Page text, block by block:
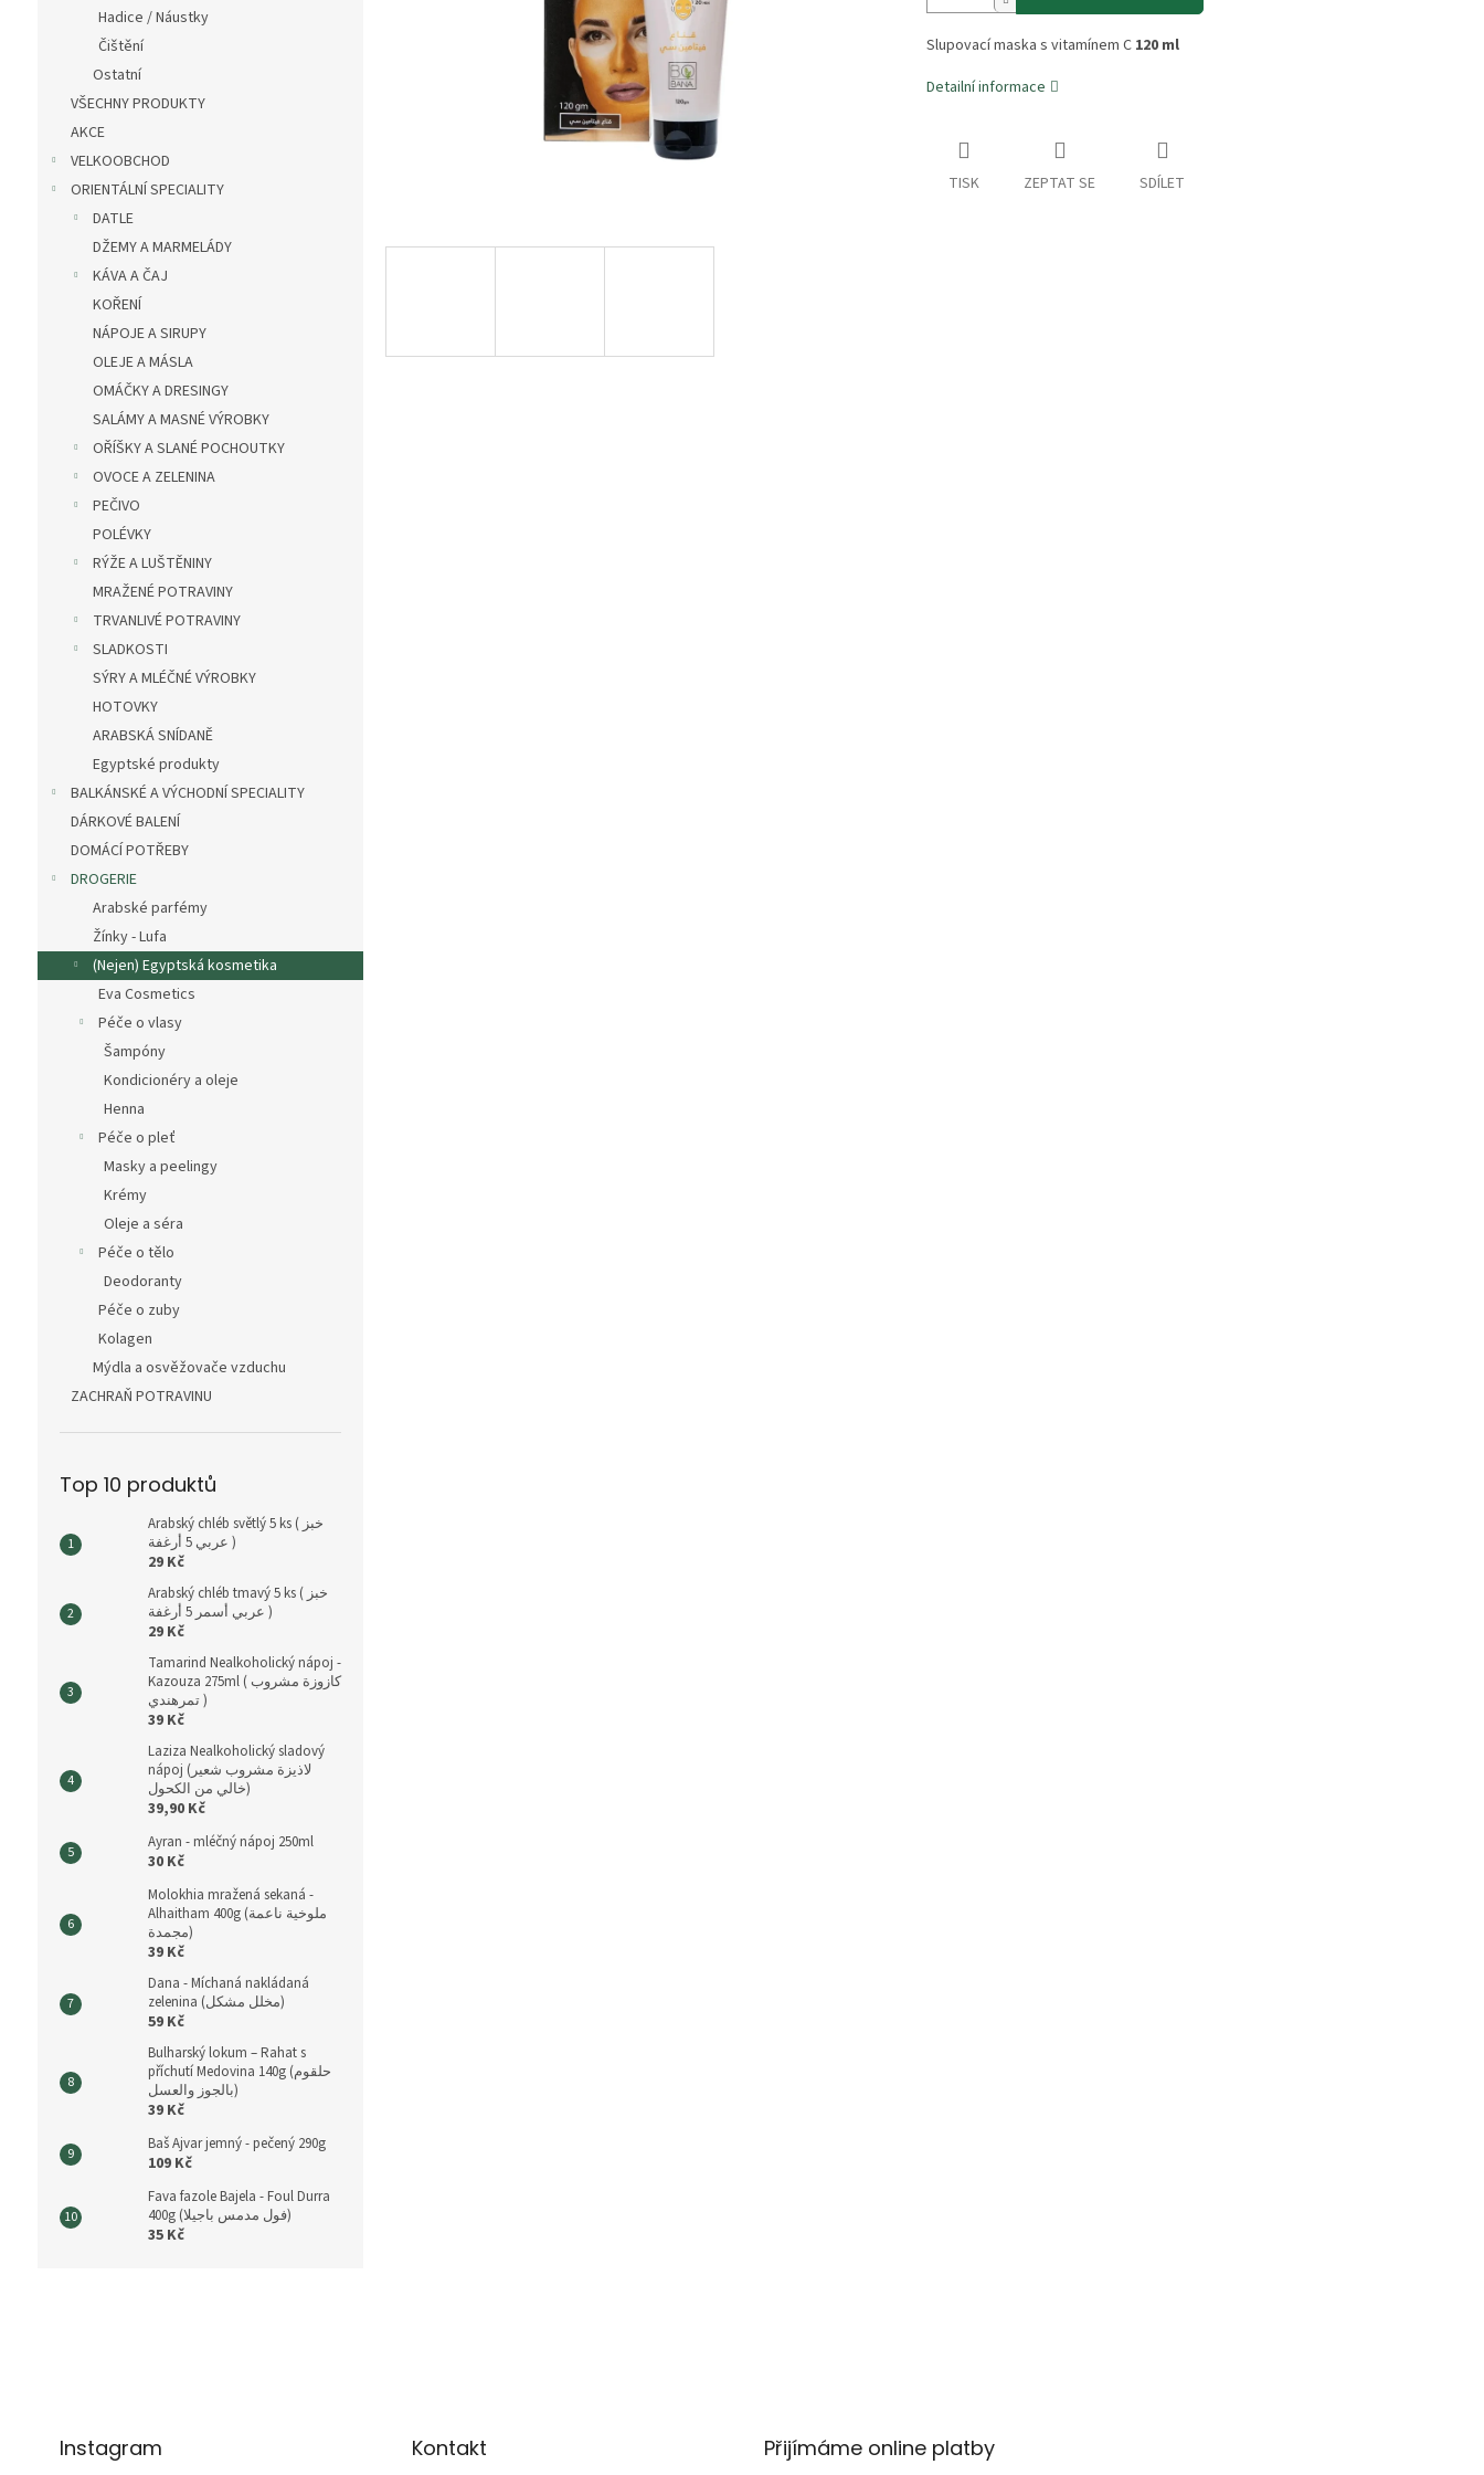
Hadice / Náustky
Čištění
Ostatní
VŠECHNY PRODUKTY
AKCE
VELKOOBCHOD
ORIENTÁLNÍ SPECIALITY
DATLE
DŽEMY A MARMELÁDY
KÁVA A ČAJ
KOŘENÍ
NÁPOJE A SIRUPY
OLEJE A MÁSLA
OMÁČKY A DRESINGY
SALÁMY A MASNÉ VÝROBKY
OŘÍŠKY A SLANÉ POCHOUTKY
OVOCE A ZELENINA
PEČIVO
POLÉVKY
RÝŽE A LUŠTĚNINY
MRAŽENÉ POTRAVINY
TRVANLIVÉ POTRAVINY
SLADKOSTI
SÝRY A MLÉČNÉ VÝROBKY
HOTOVKY
ARABSKÁ SNÍDANĚ
Egyptské produkty
BALKÁNSKÉ A VÝCHODNÍ SPECIALITY
DÁRKOVÉ BALENÍ
DOMÁCÍ POTŘEBY
DROGERIE
Arabské parfémy
Žínky - Lufa
(Nejen) Egyptská kosmetika
Eva Cosmetics
Péče o vlasy
Šampóny
Kondicionéry a oleje
Henna
Péče o pleť
Masky a peelingy
Krémy
Oleje a séra
Péče o tělo
Deodoranty
Péče o zuby
Kolagen
Mýdla a osvěžovače vzduchu
ZACHRAŇ POTRAVINU
Top 10 produktů
Arabský chléb světlý 5 ks ( خبز
عربي 5 أرغفة )
29 Kč
Arabský chléb tmavý 5 ks ( خبز
عربي أسمر 5 أرغفة )
29 Kč
Tamarind Nealkoholický nápoj -
Kazouza 275ml ( كازوزة مشروب
تمرهندي )
39 Kč
Laziza Nealkoholický sladový
nápoj (لاذيزة مشروب شعير
خالي من الكحول)
39,90 Kč
Ayran - mléčný nápoj 250ml
30 Kč
Molokhia mražená sekaná -
Alhaitham 400g (ملوخية ناعمة
مجمدة)
39 Kč
Dana - Míchaná nakládaná
zelenina (مخلل مشكل)
59 Kč
Bulharský lokum – Rahat s
příchutí Medovina 140g (حلقوم
بالجوز والعسل)
39 Kč
Baš Ajvar jemný - pečený 290g
109 Kč
Fava fazole Bajela - Foul Durra
400g (فول مدمس باجيلا)
35 Kč
Slupovací maska s vitamínem C 120 ml
Detailní informace
TISK ZEPTAT SE SDÍLET
Instagram Kontakt Přijímáme online platby